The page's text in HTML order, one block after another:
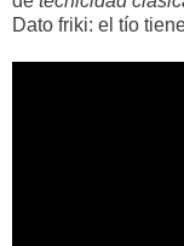
Dato friki: el tío